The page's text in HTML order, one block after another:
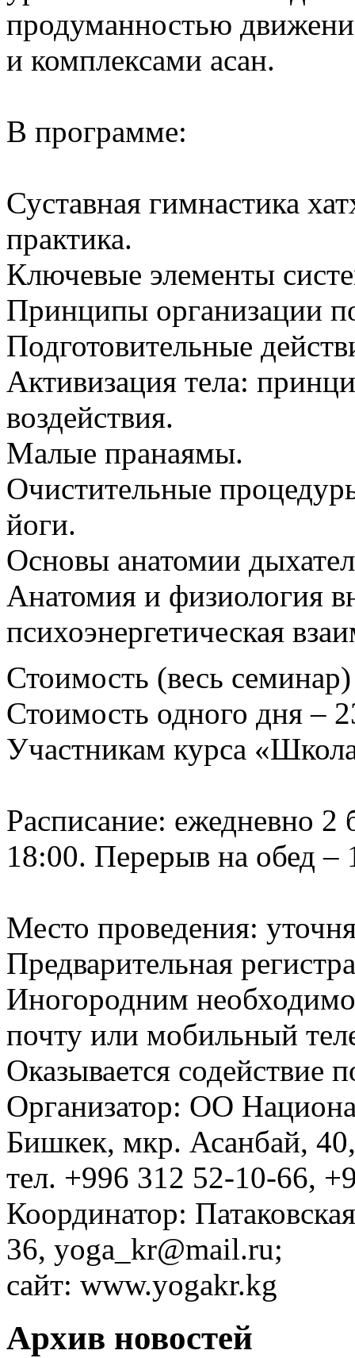
продуманностью
и комплексами асан.
В программе:
Суставная гимнастика
практика.
Ключевые элементы
Принципы организации
Подготовительные
Активизация тела:
воздействия.
Малые пранаямы.
Очистительные
йоги.
Основы анатомии
Анатомия и физиология
психоэнергетическая
Стоимость (весь
Стоимость одного дня –
Участникам курса
Расписание: ежедневно 2
18:00. Перерыв на обед –
Место проведения:
Предварительная
Иногородним
почту или мобильный
Оказывается содействие
Организатор: ОО
Бишкек, мкр. Асанбай, 40,
тел. +996 312 52-10-66,
Координатор:
36, yoga_kr@mail.ru;
сайт: www.yogakr.kg
Архив новостей